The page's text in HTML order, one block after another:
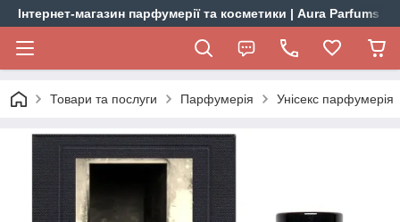
Інтернет-магазин парфумерії та косметики | Aura Parfums
Товари та послуги Парфумерія Унісекс парфумерія